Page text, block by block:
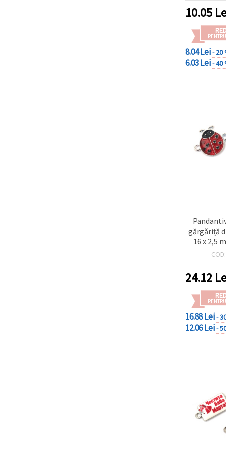
10.05
8.04 Lei- 20
6.03 Lei- 40
gărgăriță
16 x 2,5
mm,
COD:
24.12
16.88 Lei-
12.06 Lei-